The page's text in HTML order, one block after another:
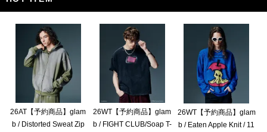
26AT【予約商品】glam
b / Distorted Sweat Zip
26WT【予約商品】glam
b / FIGHT CLUB/Soap T-
26WT【予約商品】glam
b / Eaten Apple Knit / 11